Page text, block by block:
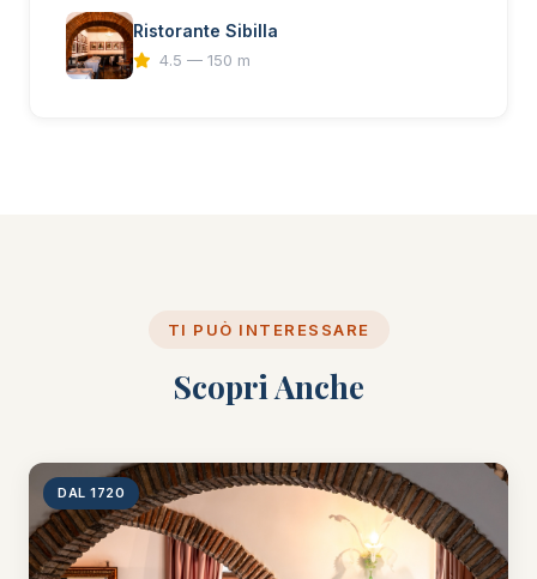
Ristorante Sibilla
4.5 — 150 m
TI PUÒ INTERESSARE
Scopri Anche
DAL 1720